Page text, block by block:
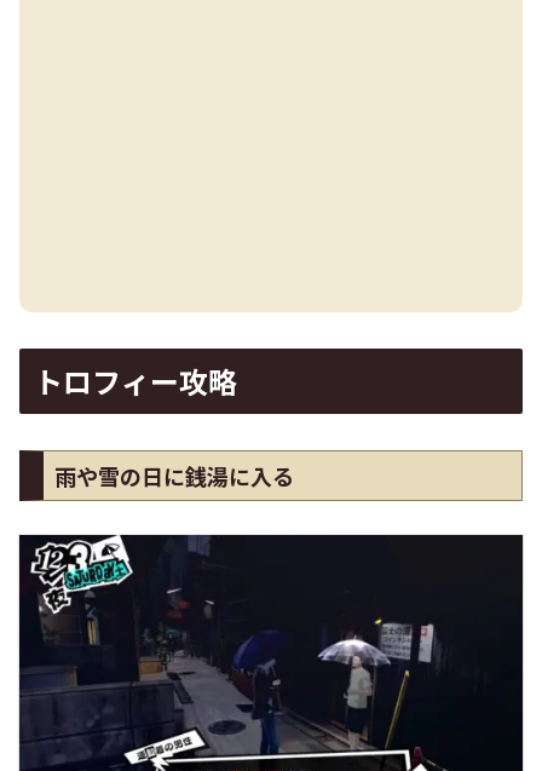
トロフィー攻略
雨や雪の日に銭湯に入る